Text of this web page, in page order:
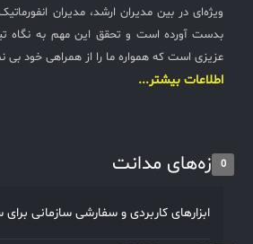
ویژه‌ای در بین مدیران ارشد، مدیران
بدست آورده است و تحقق این مهم به نگاه
عزیزی است که همواره ما را از همراهی خود
اطلاعات بیشتر...
تازه‌های مدانت0
ابزارهای کاربردی و سفارشی سازمانی
سامانه مدیریت و مانیتورینگ شبکه
سامانه آزمون آنلاین